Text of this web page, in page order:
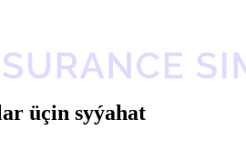
üçin syýahat